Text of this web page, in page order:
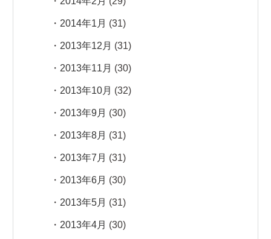
2014年1月 (31)
2013年12月 (31)
2013年11月 (30)
2013年10月 (32)
2013年9月 (30)
2013年8月 (31)
2013年7月 (31)
2013年6月 (30)
2013年5月 (31)
2013年4月 (30)